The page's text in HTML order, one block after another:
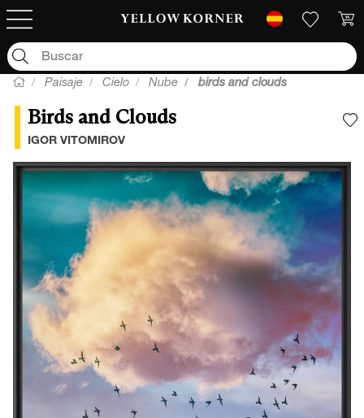
Paisaje Cielo Nube birds and clouds
Birds and Clouds
IGOR VITOMIROV